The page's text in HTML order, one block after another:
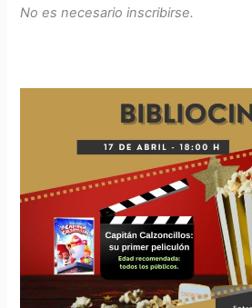
No es necesario inscribirse.